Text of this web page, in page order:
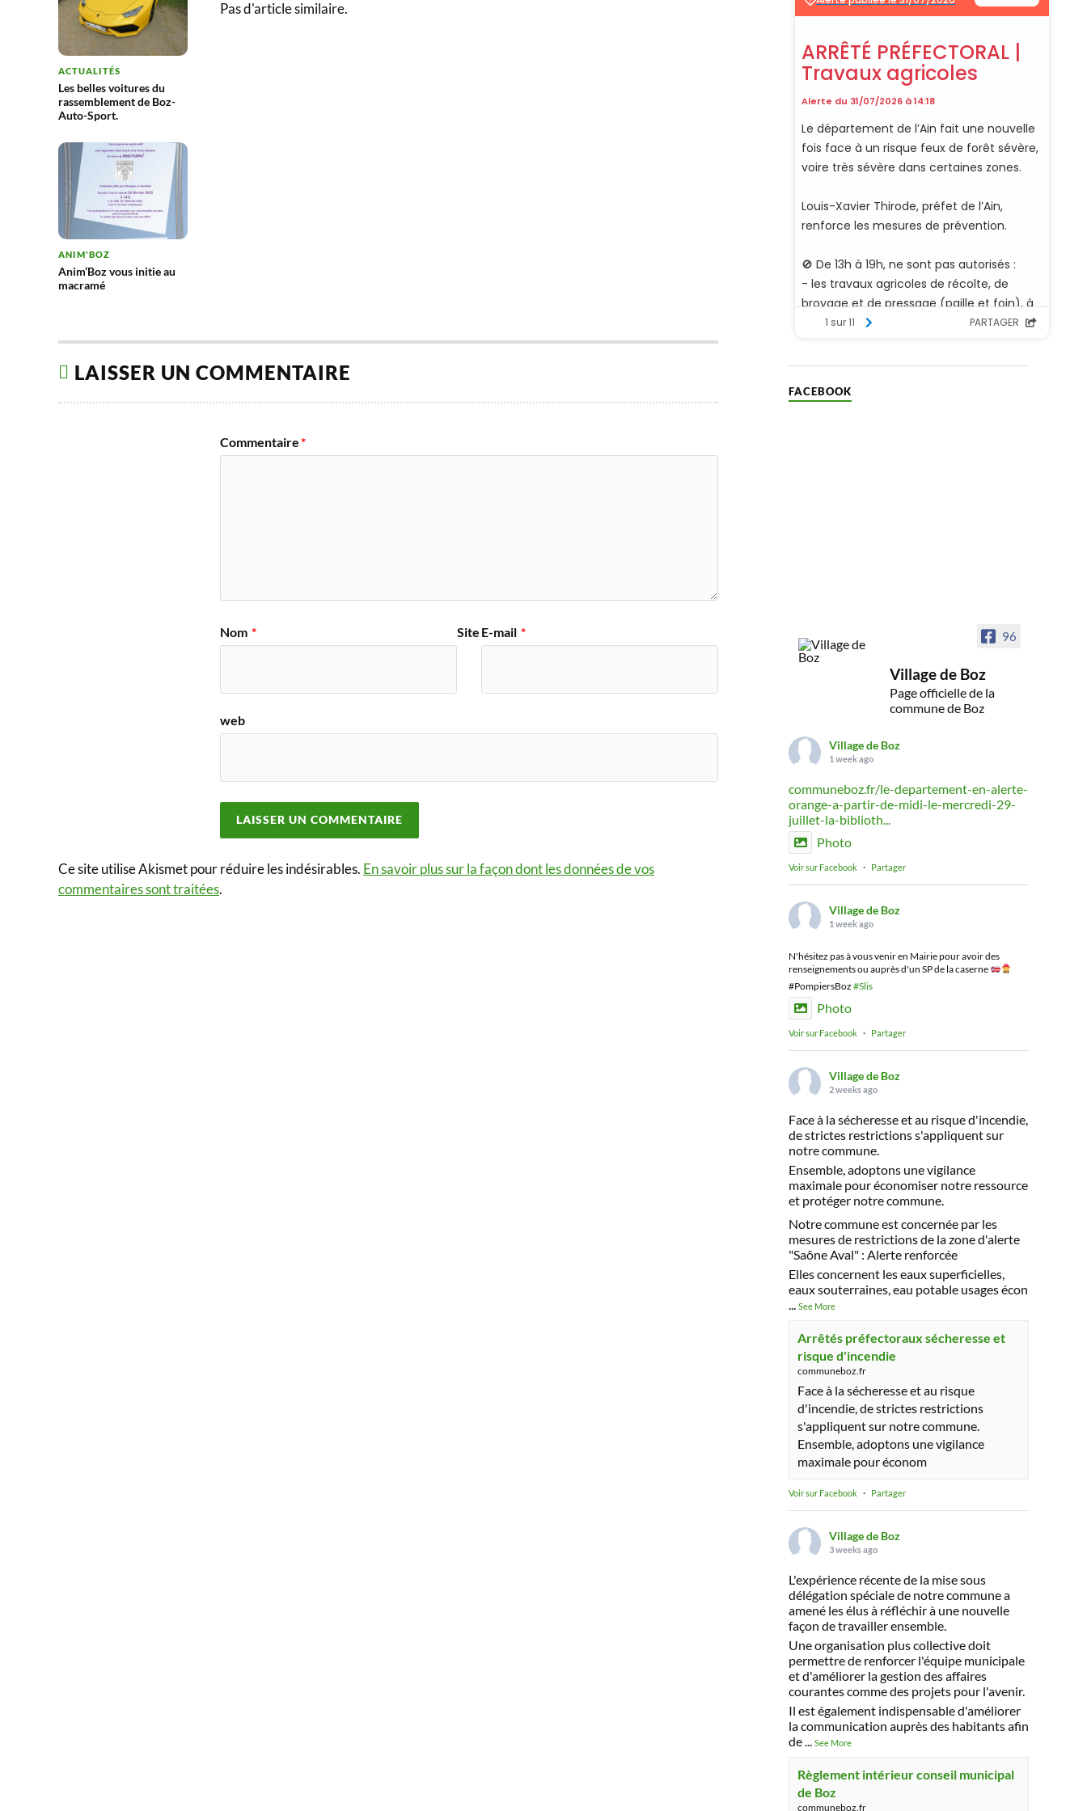
ACTUALITÉS
Les belles voitures du
rassemblement de Boz-
Auto-Sport.
ANIM'BOZ
Anim’Boz vous initie au
macramé
Pas d'article similaire.
LAISSER UN COMMENTAIRE
Commentaire*
Nom * E-mail *
Site
web
Ce site utilise Akismet pour réduire les indésirables. En savoir plus sur la façon dont les données de vos
commentaires sont traitées.
FACEBOOK
96
Village de Boz
Page officielle de la
commune de Boz
Village de Boz
1 week ago
communeboz.fr/le-departement-en-alerte-
orange-a-partir-de-midi-le-mercredi-29-
juillet-la-biblioth...
Photo
Voir sur Facebook · Partager
Village de Boz
1 week ago
N'hésitez pas à vous venir en Mairie pour avoir des
renseignements ou auprès d'un SP de la caserne
#PompiersBoz #Slis
Photo
Voir sur Facebook · Partager
Village de Boz
2 weeks ago
Face à la sécheresse et au risque d'incendie,
de strictes restrictions s'appliquent sur
notre commune.
Ensemble, adoptons une vigilance
maximale pour économiser notre ressource
et protéger notre commune.
Notre commune est concernée par les
mesures de restrictions de la zone d'alerte
"Saône Aval" : Alerte renforcée
Elles concernent les eaux superficielles,
eaux souterraines, eau potable usages écon
... See More
Arrêtés préfectoraux sécheresse et
risque d'incendie
communeboz.fr
Face à la sécheresse et au risque
d'incendie, de strictes restrictions
s'appliquent sur notre commune.
Ensemble, adoptons une vigilance
maximale pour économ
Voir sur Facebook · Partager
Village de Boz
3 weeks ago
L'expérience récente de la mise sous
délégation spéciale de notre commune a
amené les élus à réfléchir à une nouvelle
façon de travailler ensemble.
Une organisation plus collective doit
permettre de renforcer l'équipe municipale
et d'améliorer la gestion des affaires
courantes comme des projets pour l'avenir.
Il est également indispensable d'améliorer
la communication auprès des habitants afin
de... See More
Règlement intérieur conseil municipal
de Boz
communeboz.fr